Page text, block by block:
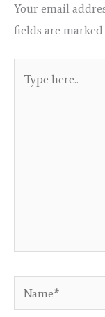
Your email
fields are marked
here..
Name*